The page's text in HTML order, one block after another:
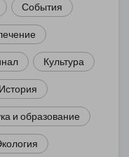
События
Культура
История
и образование